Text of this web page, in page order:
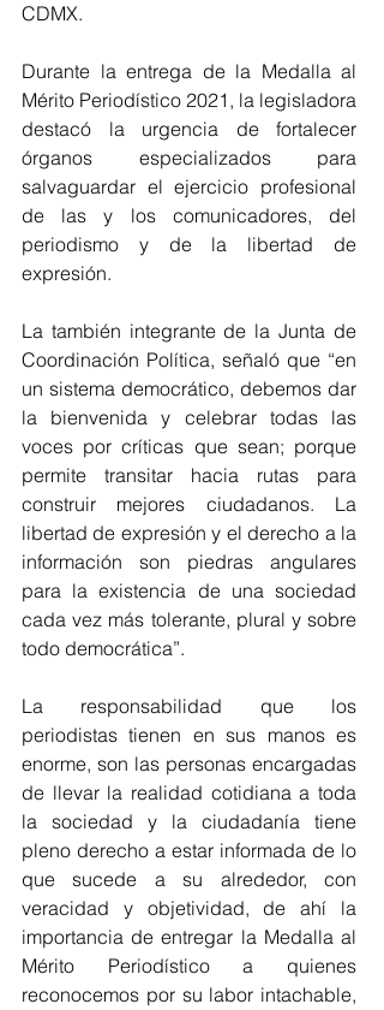
CDMX.
Durante la entrega de la Medalla al
Mérito Periodístico 2021, la legisladora
destacó la urgencia de fortalecer
órganos especializados para
salvaguardar el ejercicio profesional
de las y los comunicadores, del
periodismo y de la libertad de
expresión.
La también integrante de la Junta de
Coordinación Política, señaló que “en
un sistema democrático, debemos dar
la bienvenida y celebrar todas las
voces por críticas que sean; porque
permite transitar hacia rutas para
construir mejores ciudadanos. La
libertad de expresión y el derecho a la
información son piedras angulares
para la existencia de una sociedad
cada vez más tolerante, plural y sobre
todo democrática”.
La responsabilidad que los
periodistas tienen en sus manos es
enorme, son las personas encargadas
de llevar la realidad cotidiana a toda
la sociedad y la ciudadanía tiene
pleno derecho a estar informada de lo
que sucede a su alrededor, con
veracidad y objetividad, de ahí la
importancia de entregar la Medalla al
Mérito Periodístico a quienes
reconocemos por su labor intachable,